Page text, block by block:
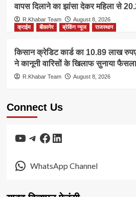
वापस दिलाने का झांसा देकर महिला से
R.Khabar Team
August 8, 2026
क्राईम
बीकानेर ब्रेकिंग न्यूज राजस्थान
किसान क्रेडिट कार्ड का 10.89 लाख रुपए
ने कानूनी वारिसों के खिलाफ सुनाया फैसला
R.Khabar Team August 8, 2026
Connect Us
YouTube
Telegram
Facebook
LinkedIn
WhatsApp Channel